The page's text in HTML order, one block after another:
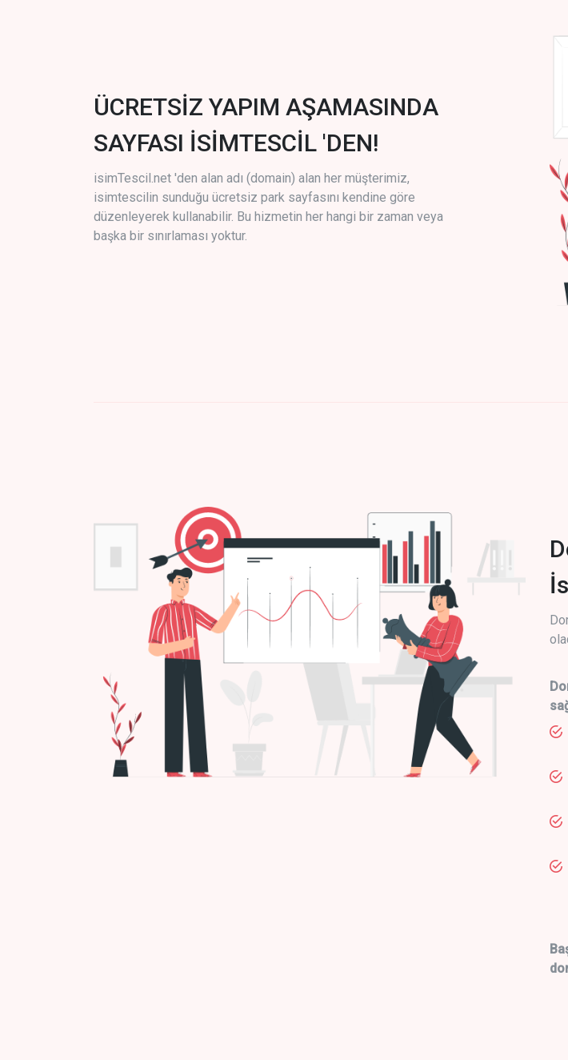
ÜCRETSİZ YAPIM AŞAMASINDA
SAYFASI İSİMTESCİL 'DEN!
isimTescil.net 'den alan adı (domain) alan her müşterimiz,
isimtescilin sunduğu ücretsiz park sayfasını kendine göre
düzenleyerek kullanabilir. Bu hizmetin her hangi bir zaman veya
başka bir sınırlaması yoktur.